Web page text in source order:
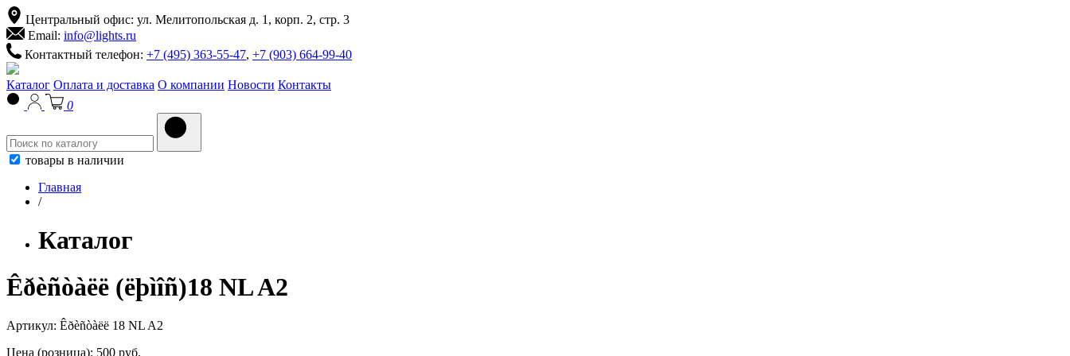
Центральный офис: ул. Мелитопольская д. 1, корп. 2, стр. 3
Email: info@lights.ru
Контактный телефон: +7 (495) 363-55-47, +7 (903) 664-99-40
Каталог Оплата и доставка О компании Новости Контакты
0
товары в наличии
Главная
/
Каталог
Êðèñòàëë (ëþìîñ)18 NL A2
Артикул: Êðèñòàëë 18 NL A2
Цена (розница): 500 руб.